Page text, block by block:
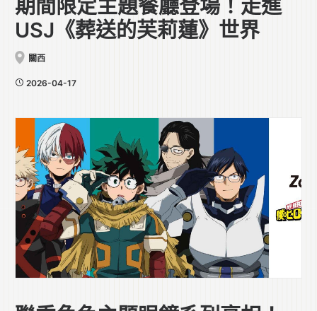
期間限定主題餐廳登場！走進
USJ《葬送的芙莉蓮》世界
關西
2026-04-17